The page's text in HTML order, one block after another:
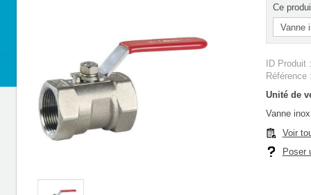
Ce
ID Produit
Unité de
Vanne
Voir
Poser